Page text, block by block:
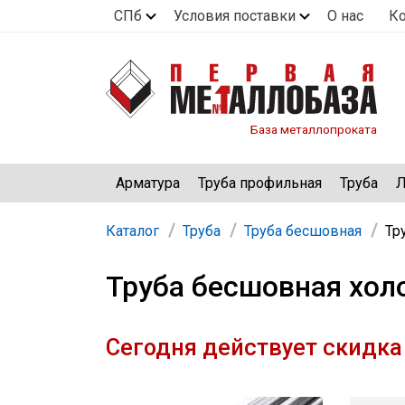
СПб Условия поставки О нас
База металлопроката
Арматура Труба профильная Труба
Каталог Труба Труба бесшовная
Труба бесшовная
Сегодня действует